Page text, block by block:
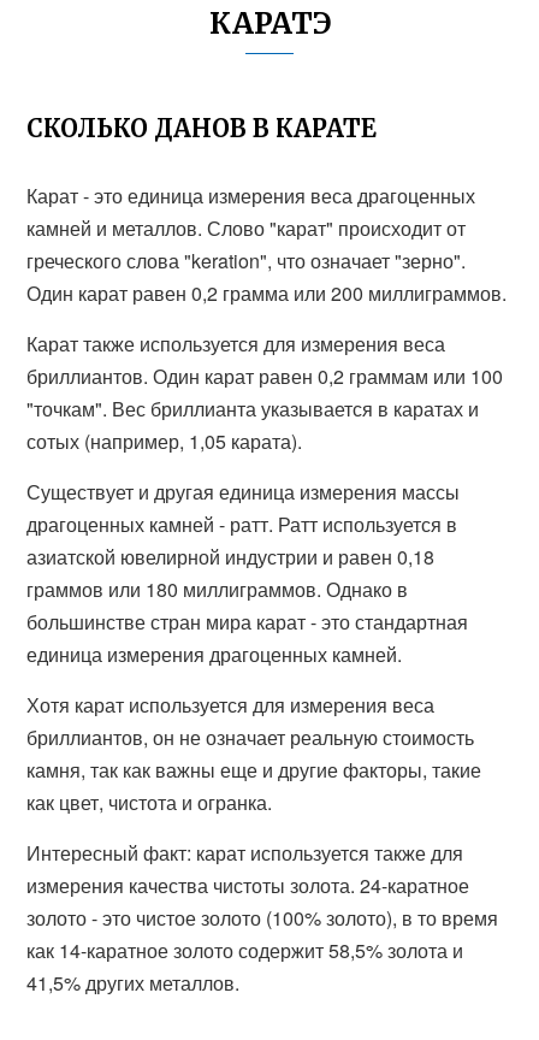
КАРАТЭ
СКОЛЬКО ДАНОВ В КАРАТЕ
Карат - это единица измерения веса драгоценных
камней и металлов. Слово "карат" происходит от
греческого слова "keration", что означает "зерно".
Один карат равен 0,2 грамма или 200 миллиграммов.
Карат также используется для измерения веса
бриллиантов. Один карат равен 0,2 граммам или 100
"точкам". Вес бриллианта указывается в каратах и
сотых (например, 1,05 карата).
Существует и другая единица измерения массы
драгоценных камней - ратт. Ратт используется в
азиатской ювелирной индустрии и равен 0,18
граммов или 180 миллиграммов. Однако в
большинстве стран мира карат - это стандартная
единица измерения драгоценных камней.
Хотя карат используется для измерения веса
бриллиантов, он не означает реальную стоимость
камня, так как важны еще и другие факторы, такие
как цвет, чистота и огранка.
Интересный факт: карат используется также для
измерения качества чистоты золота. 24-каратное
золото - это чистое золото (100% золото), в то время
как 14-каратное золото содержит 58,5% золота и
41,5% других металлов.